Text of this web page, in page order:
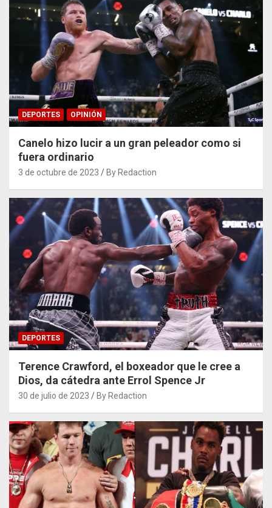
DEPORTES OPINIÓN
Canelo hizo lucir a un gran peleador como si
fuera ordinario
3 de octubre de 2023 By Redaction
DEPORTES
Terence Crawford, el boxeador que le cree a
Dios, da cátedra ante Errol Spence Jr
30 de julio de 2023 By Redaction